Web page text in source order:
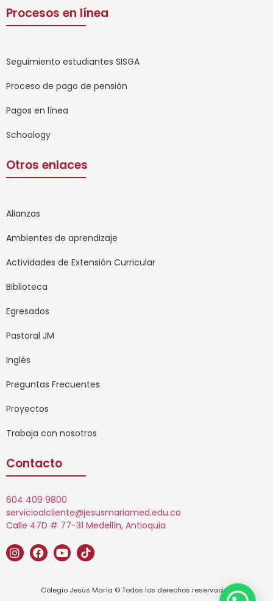
Procesos en línea
Seguimiento estudiantes SISGA
Proceso de pago de pensión
Pagos en línea
Schoology
Otros enlaces
Alianzas
Ambientes de aprendizaje
Actividades de Extensión Curricular
Biblioteca
Egresados
Pastoral JM
Inglés
Preguntas Frecuentes
Proyectos
Trabaja con nosotros
Contacto
604 409 9800
servicioalcliente@jesusmariamed.edu.co
Calle 47D # 77-31 Medellín, Antioquia
Colegio Jesús María © Todos los derechos reservados.